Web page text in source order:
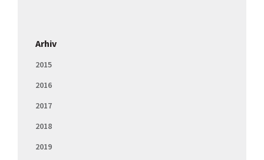
Arhiv
2015
2016
2017
2018
2019